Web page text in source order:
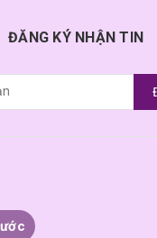
ĐĂNG KÝ NHẬN TIN